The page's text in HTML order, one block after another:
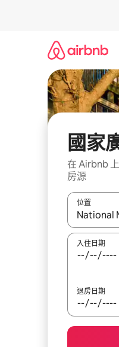
國家
在 Airbnb
房源
位置
如有搜尋
入住日期
退房日期